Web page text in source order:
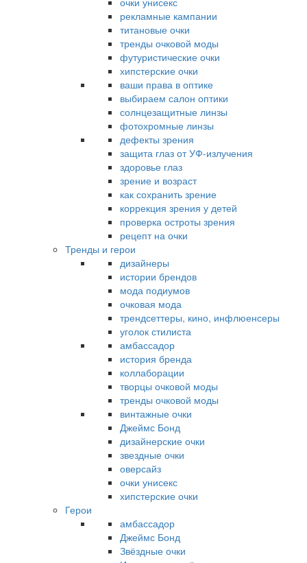
рекламные кампании
титановые очки
тренды очковой моды
футуристические очки
хипстерские очки
ваши права в оптике
выбираем салон оптики
солнцезащитные линзы
фотохромные линзы
дефекты зрения
защита глаз от УФ-излучения
здоровье глаз
зрение и возраст
как сохранить зрение
коррекция зрения у детей
проверка остроты зрения
рецепт на очки
Тренды и герои
дизайнеры
истории брендов
мода подиумов
очковая мода
трендсеттеры, кино, инфлюенсеры
уголок стилиста
амбассадор
история бренда
коллаборации
творцы очковой моды
тренды очковой моды
винтажные очки
Джеймс Бонд
дизайнерские очки
звездные очки
оверсайз
очки унисекс
хипстерские очки
Герои
амбассадор
Джеймс Бонд
Звёздные очки